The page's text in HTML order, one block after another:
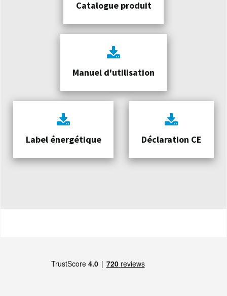
Catalogue produit
Manuel d'utilisation
Label énergétique Déclaration CE